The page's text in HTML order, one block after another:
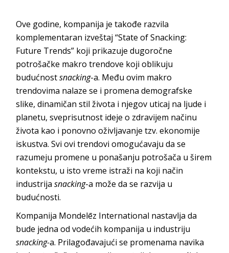
Ove godine, kompanija je takođe razvila
komplementaran izveštaj “State of Snacking:
Future Trends” koji prikazuje dugoročne
potrošačke makro trendove koji oblikuju
budućnostsnacking-a. Među ovim makro
trendovima nalaze se i promena demografske
slike, dinamičan stil života i njegov uticaj na ljude i
planetu, sveprisutnost ideje o zdravijem načinu
života kao i ponovno oživljavanje tzv. ekonomije
iskustva. Svi ovi trendovi omogućavaju da se
razumeju promene u ponašanju potrošača u širem
kontekstu, u isto vreme istraži na koji način
industrijasnacking-a može da se razvija u
budućnosti.
Kompanija Mondelēz International nastavlja da
bude jedna od vodećih kompanija u industriju
snacking-a. Prilagođavajući se promenama navika